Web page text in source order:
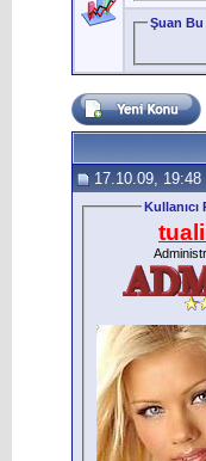
Şuan
17.10.09, 19:48
Kullanıcı